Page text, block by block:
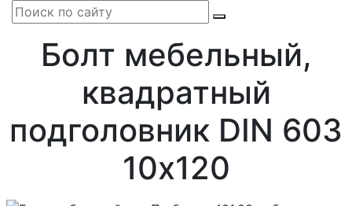
Болт мебельный,
квадратный
подголовник DIN 603
10х120